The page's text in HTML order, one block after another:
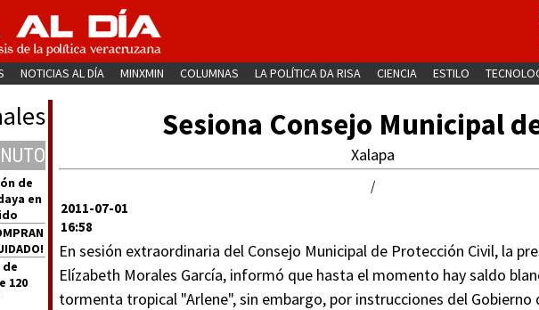
NOTICIAS AL DÍA MINXMIN COLUMNAS LA POLÍTICA DA RISA CIENCIA ESTILO
de
en
120
Sesiona Consejo Municipal
Xalapa
/
2011-07-01
16:58
En sesión extraordinaria del Consejo Municipal de Protección Civil, la
Elízabeth Morales García, informó que hasta el momento hay saldo
tormenta tropical "Arlene", sin embargo, por instrucciones del Gobierno